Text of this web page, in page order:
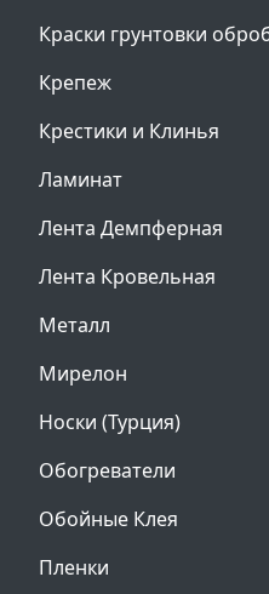
Краски грунтовки
Крепеж
Крестики и Клинья
Ламинат
Лента Демпферная
Лента Кровельная
Металл
Мирелон
Носки (Турция)
Обогреватели
Обойные Клея
Пленки